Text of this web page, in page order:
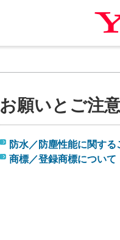
お願いとご注
防水／防塵性能に関する
商標／登録商標について